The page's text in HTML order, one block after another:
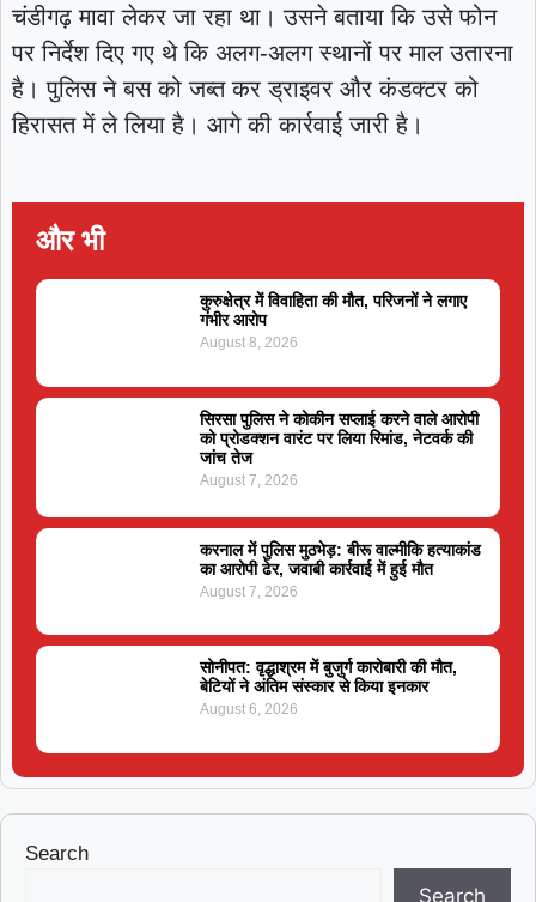
चंडीगढ़ मावा लेकर जा रहा था। उसने बताया कि उसे फोन
पर निर्देश दिए गए थे कि अलग-अलग स्थानों पर माल उतारना
है। पुलिस ने बस को जब्त कर ड्राइवर और कंडक्टर को
हिरासत में ले लिया है। आगे की कार्रवाई जारी है।
और भी
कुरुक्षेत्र में विवाहिता की मौत, परिजनों ने लगाए
गंभीर आरोप
August 8, 2026
सिरसा पुलिस ने कोकीन सप्लाई करने वाले आरोपी
को प्रोडक्शन वारंट पर लिया रिमांड, नेटवर्क की
जांच तेज
August 7, 2026
करनाल में पुलिस मुठभेड़: बीरू वाल्मीकि हत्याकांड
का आरोपी ढेर, जवाबी कार्रवाई में हुई मौत
August 7, 2026
सोनीपत: वृद्धाश्रम में बुजुर्ग कारोबारी की मौत,
बेटियों ने अंतिम संस्कार से किया इनकार
August 6, 2026
Search
Search